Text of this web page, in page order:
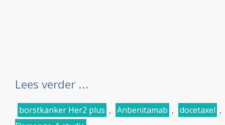
Lees verder ...
borstkanker Her2 plus , Anbenitamab , docetaxel ,